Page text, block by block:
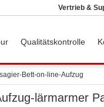
Vertrieb &
Qualitätskontrolle
Bett-on-line-Aufzug
lärmarmer